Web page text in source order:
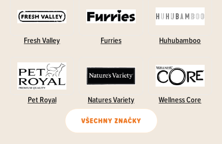
Fresh Valley Furries Huhubamboo
Pet Royal Natures Variety Wellness Core
VŠECHNY ZNAČKY